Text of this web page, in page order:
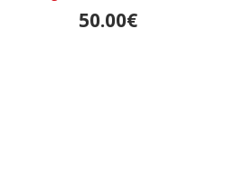
sello del fabricante
50.00€